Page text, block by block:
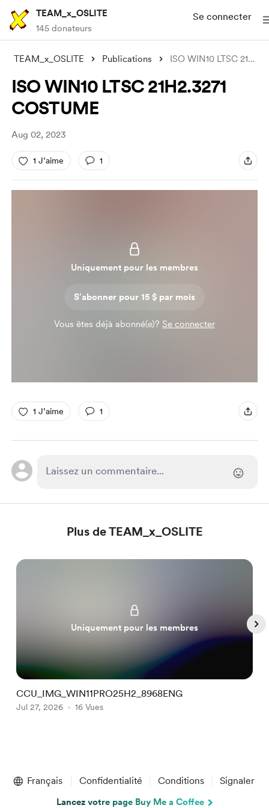
TEAM_x_OSLITE
145 donateurs
Se connecter
TEAM_x_OSLITE Publications ISO WIN10 LTSC 21H2.3271 COSTUME
ISO WIN10 LTSC 21H2.3271
COSTUME
Aug 02, 2023
1 J’aime 1
Uniquement pour les membres
S'abonner pour 15 $ par mois
Vous êtes déjà abonné(e)? Se connecter
1 J’aime 1
Plus de TEAM_x_OSLITE
Uniquement pour les membres
CCU_IMG_WIN11PRO25H2_8968ENG
Jul 27, 2026 16 Vues
of
Français Confidentialité Conditions Signaler
Lancez votre page Buy Me a Coffee